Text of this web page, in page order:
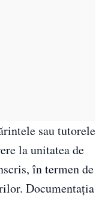
sau tutorele
la unitatea de
în termen de
Documentația